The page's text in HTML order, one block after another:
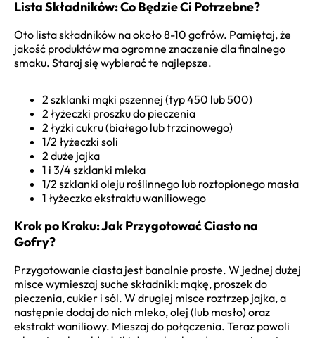
Lista Składników: Co Będzie Ci Potrzebne?
Oto lista składników na około 8-10 gofrów. Pamiętaj, że
jakość produktów ma ogromne znaczenie dla finalnego
smaku. Staraj się wybierać te najlepsze.
2 szklanki mąki pszennej (typ 450 lub 500)
2 łyżeczki proszku do pieczenia
2 łyżki cukru (białego lub trzcinowego)
1/2 łyżeczki soli
2 duże jajka
1 i 3/4 szklanki mleka
1/2 szklanki oleju roślinnego lub roztopionego masła
1 łyżeczka ekstraktu waniliowego
Krok po Kroku: Jak Przygotować Ciasto na
Gofry?
Przygotowanie ciasta jest banalnie proste. W jednej dużej
misce wymieszaj suche składniki: mąkę, proszek do
pieczenia, cukier i sól. W drugiej misce roztrzep jajka, a
następnie dodaj do nich mleko, olej (lub masło) oraz
ekstrakt waniliowy. Mieszaj do połączenia. Teraz powoli